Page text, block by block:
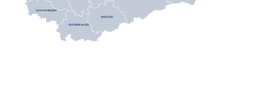
działdowski
nidzicki
nowomiejski